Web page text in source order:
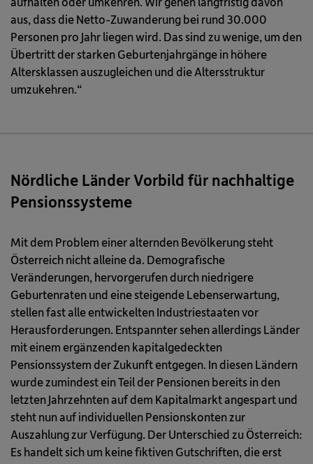
aus, dass die Netto-Zuwanderung bei rund 30.000
Personen pro Jahr liegen wird. Das sind zu wenige, um den
Übertritt der starken Geburtenjahrgänge in höhere
Altersklassen auszugleichen und die Altersstruktur
umzukehren.“
Nördliche Länder Vorbild für nachhaltige
Pensionssysteme
Mit dem Problem einer alternden Bevölkerung steht
Österreich nicht alleine da. Demografische
Veränderungen, hervorgerufen durch niedrigere
Geburtenraten und eine steigende Lebenserwartung,
stellen fast alle entwickelten Industriestaaten vor
Herausforderungen. Entspannter sehen allerdings Länder
mit einem ergänzenden kapitalgedeckten
Pensionssystem der Zukunft entgegen. In diesen Ländern
wurde zumindest ein Teil der Pensionen bereits in den
letzten Jahrzehnten auf dem Kapitalmarkt angespart und
steht nun auf individuellen Pensionskonten zur
Auszahlung zur Verfügung. Der Unterschied zu Österreich:
Es handelt sich um keine fiktiven Gutschriften, die erst